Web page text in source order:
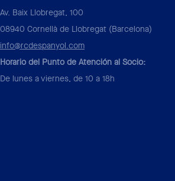
Av. Baix Llobregat, 100
08940 Cornellà de Llobregat (Barcelona)
info@rcdespanyol.com
Horario del Punto de Atención al Socio:
De lunes a viernes, de 10 a 18h